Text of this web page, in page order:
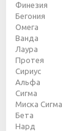
Финезия
Бегония
Омега
Ванда
Лаура
Протея
Сириус
Альфа
Сигма
Миска Сигма
Бета
Нард